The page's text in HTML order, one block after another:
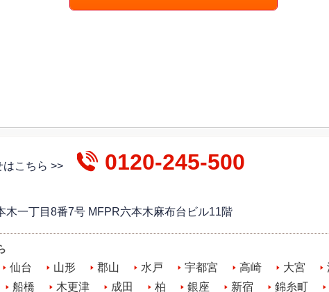
こちら >> 0120-245-500
木一丁目8番7号 MFPR六本木麻布台ビル11階
仙台 山形 郡山 水戸 宇都宮 高崎 大宮
船橋 木更津 成田 柏 銀座 新宿 錦糸町